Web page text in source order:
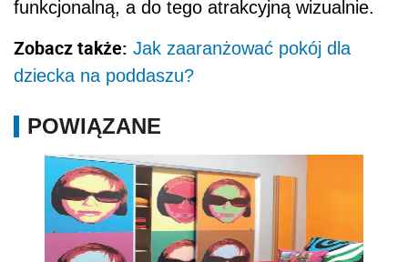
funkcjonalną, a do tego atrakcyjną wizualnie.
Zobacz także: Jak zaaranżować pokój dla
dziecka na poddaszu?
POWIĄZANE